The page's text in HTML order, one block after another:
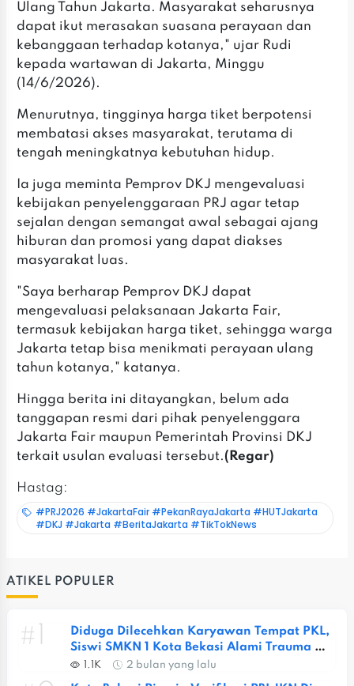
Ulang Tahun Jakarta. Masyarakat seharusnya
dapat ikut merasakan suasana perayaan dan
kebanggaan terhadap kotanya," ujar Rudi
kepada wartawan di Jakarta, Minggu
(14/6/2026).
‎Menurutnya, tingginya harga tiket berpotensi
membatasi akses masyarakat, terutama di
tengah meningkatnya kebutuhan hidup.
‎Ia juga meminta Pemprov DKJ mengevaluasi
kebijakan penyelenggaraan PRJ agar tetap
sejalan dengan semangat awal sebagai ajang
hiburan dan promosi yang dapat diakses
masyarakat luas.
‎"Saya berharap Pemprov DKJ dapat
mengevaluasi pelaksanaan Jakarta Fair,
termasuk kebijakan harga tiket, sehingga warga
Jakarta tetap bisa menikmati perayaan ulang
tahun kotanya," katanya.
‎Hingga berita ini ditayangkan, belum ada
tanggapan resmi dari pihak penyelenggara
Jakarta Fair maupun Pemerintah Provinsi DKJ
terkait usulan evaluasi tersebut.(Regar)
Hastag:
#PRJ2026 #JakartaFair #PekanRayaJakarta #HUTJakarta
#DKJ #Jakarta #BeritaJakarta #TikTokNews
ATIKEL POPULER
#1
Diduga Dilecehkan Karyawan Tempat PKL,
Siswi SMKN 1 Kota Bekasi Alami Trauma
Berat
1.1K 2 bulan yang lalu